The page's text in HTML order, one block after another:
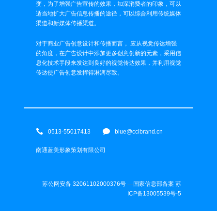
变，为了增强广告宣传的效果，加深消费者的印象，可以
适当地扩大广告信息传播的途径，可以综合利用传统媒体
渠道和新媒体传播渠道。
对于商业广告创意设计和传播而言， 应从视觉传达增强
的角度，在广告设计中添加更多创意创新的元素，采用信
息化技术手段来发达到良好的视觉传达效果，并利用视觉
传达使广告创意发挥得淋漓尽致。
0513-55017413 blue@ccibrand.cn
南通蓝美形象策划有限公司
苏公网安备 32061102000376号 ---国家信息部备案 苏
ICP备13005539号-5